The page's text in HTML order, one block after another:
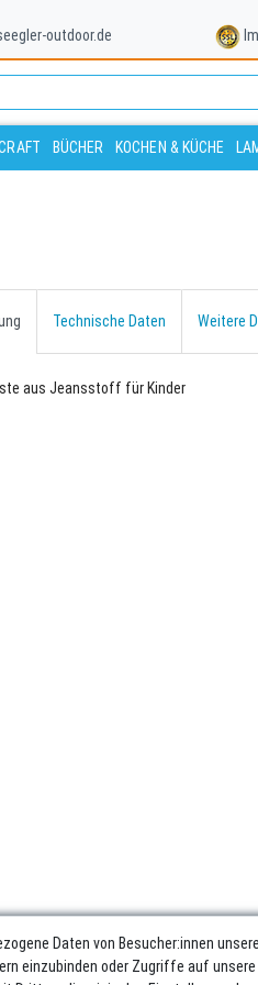
outdoor.de
BÜCHER KOCHEN & KÜCHE
Technische Daten Weitere
aus Jeansstoff für Kinder
Daten von Besucher:innen
einzubinden oder Zugriffe auf